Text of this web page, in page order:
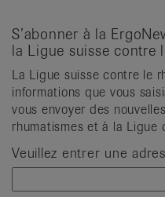
S’abonner à la
la Ligue suisse contre
La Ligue suisse contre le
informations que vous
vous envoyer des
rhumatismes et à la Ligue
Veuillez entrer une